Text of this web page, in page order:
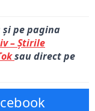
și pe pagina
– Știrile
sau direct pe